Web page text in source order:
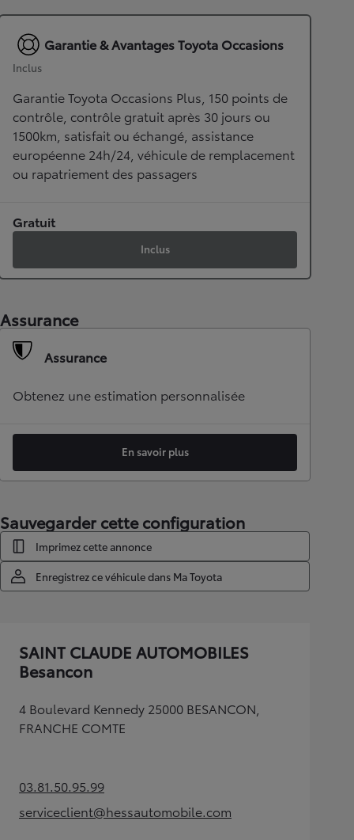
Garantie & Avantages Toyota Occasions
Inclus
Garantie Toyota Occasions Plus, 150 points de
contrôle, contrôle gratuit après 30 jours ou
1500km, satisfait ou échangé, assistance
européenne 24h/24, véhicule de remplacement
ou rapatriement des passagers
Gratuit
Inclus
Assurance
Assurance
Obtenez une estimation personnalisée
En savoir plus
Sauvegarder cette configuration
Imprimez cette annonce
Enregistrez ce véhicule dans Ma Toyota
SAINT CLAUDE AUTOMOBILES
Besancon
4 Boulevard Kennedy 25000 BESANCON,
FRANCHE COMTE
03.81.50.95.99(Opens in new tab)
serviceclient@hessautomobile.com
(Opens in new tab)